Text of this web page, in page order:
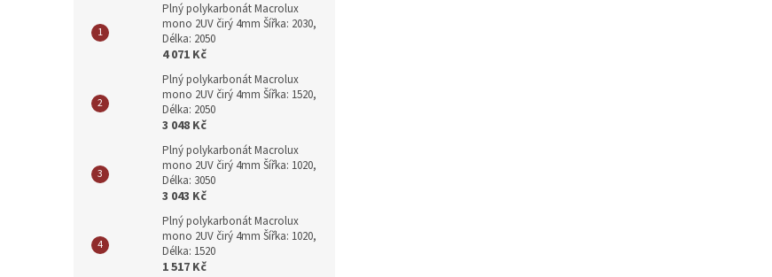
Plný polykarbonát Macrolux
mono 2UV čirý 4mm Šířka: 2030,
Délka: 2050
4 071 Kč
Plný polykarbonát Macrolux
mono 2UV čirý 4mm Šířka: 1520,
Délka: 2050
3 048 Kč
Plný polykarbonát Macrolux
mono 2UV čirý 4mm Šířka: 1020,
Délka: 3050
3 043 Kč
Plný polykarbonát Macrolux
mono 2UV čirý 4mm Šířka: 1020,
Délka: 1520
1 517 Kč